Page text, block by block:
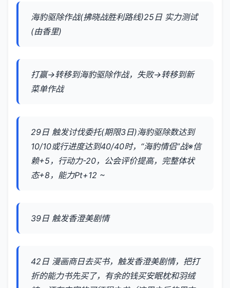
海豹驱除作战(拂晓战胜利路线)25日 实力测试
(由香里)
打赢→转移到海豹驱除作战，失败→转移到新
菜单作战
29日 触发讨伐委托(期限3日)海豹驱除数达到
10/10或行进度达到40/40时，“海豹情侣”战※信
赖+5，行动力-20，公会评价提高，完整体状
态+8，能力Pt+12 ~
39日 触发香澄美剧情
42日 漫画商日去买书，触发香澄美剧情，把打
折的能力书先买了，有余的钱买安眠枕和羽绒